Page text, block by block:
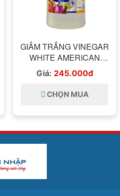
GIẤM TRẮNG VINEGAR
WHITE AMERICAN
GARDEN 3,79L
Giá: 245.000đ
CHỌN MUA